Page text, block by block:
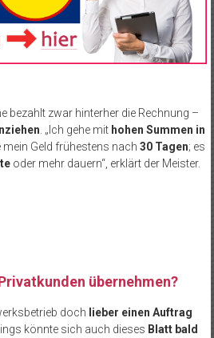
bezahlt zwar hinterher die Rechnung –
. „Ich gehe mit hohen Summen in
Geld frühestens nach 30 Tagen; es
oder mehr dauern“, erklärt der Meister.
übernehmen?
doch lieber einen Auftrag
könnte sich auch dieses Blatt bald